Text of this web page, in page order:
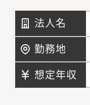
法人名
勤務地
想定年収